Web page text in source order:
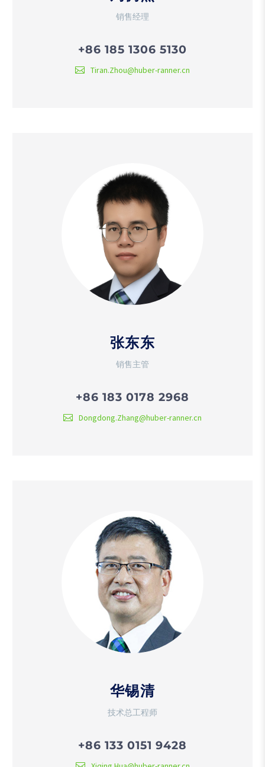
销售经理
+86 185 1306 5130
Tiran.Zhou@huber-ranner.cn
张东东
销售主管
+86 183 0178 2968
Dongdong.Zhang@huber-ranner.cn
华锡清
技术总工程师
+86 133 0151 9428